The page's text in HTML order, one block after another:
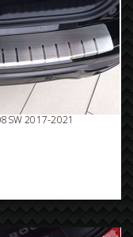
2017-2021